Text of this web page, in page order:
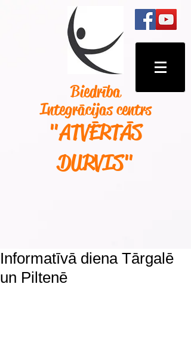
Biedrība
Integrācijas centrs
"ATVĒRTĀS
DURVIS"
Informatīvā diena Tārgalē
un Piltenē